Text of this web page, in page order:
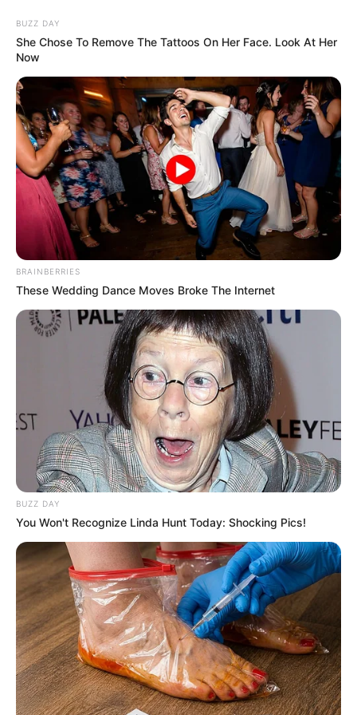
contenu AU PETIT PARIEUR
Menu
PRIX VILLERS COTTERETS PRONOSTIC
QUINTE 04-12-2024
Pronostic PMU et bruits d’écuries du jour à
VINCENNES dans le PRIX DE VILLERS
COTTERETS ce 4 Décembre 2024
BUZZ DAY
She Chose To Remove The Tattoos On Her Face. Look At Her
Now
BRAINBERRIES
These Wedding Dance Moves Broke The Internet
BUZZ DAY
You Won't Recognize Linda Hunt Today: Shocking Pics!